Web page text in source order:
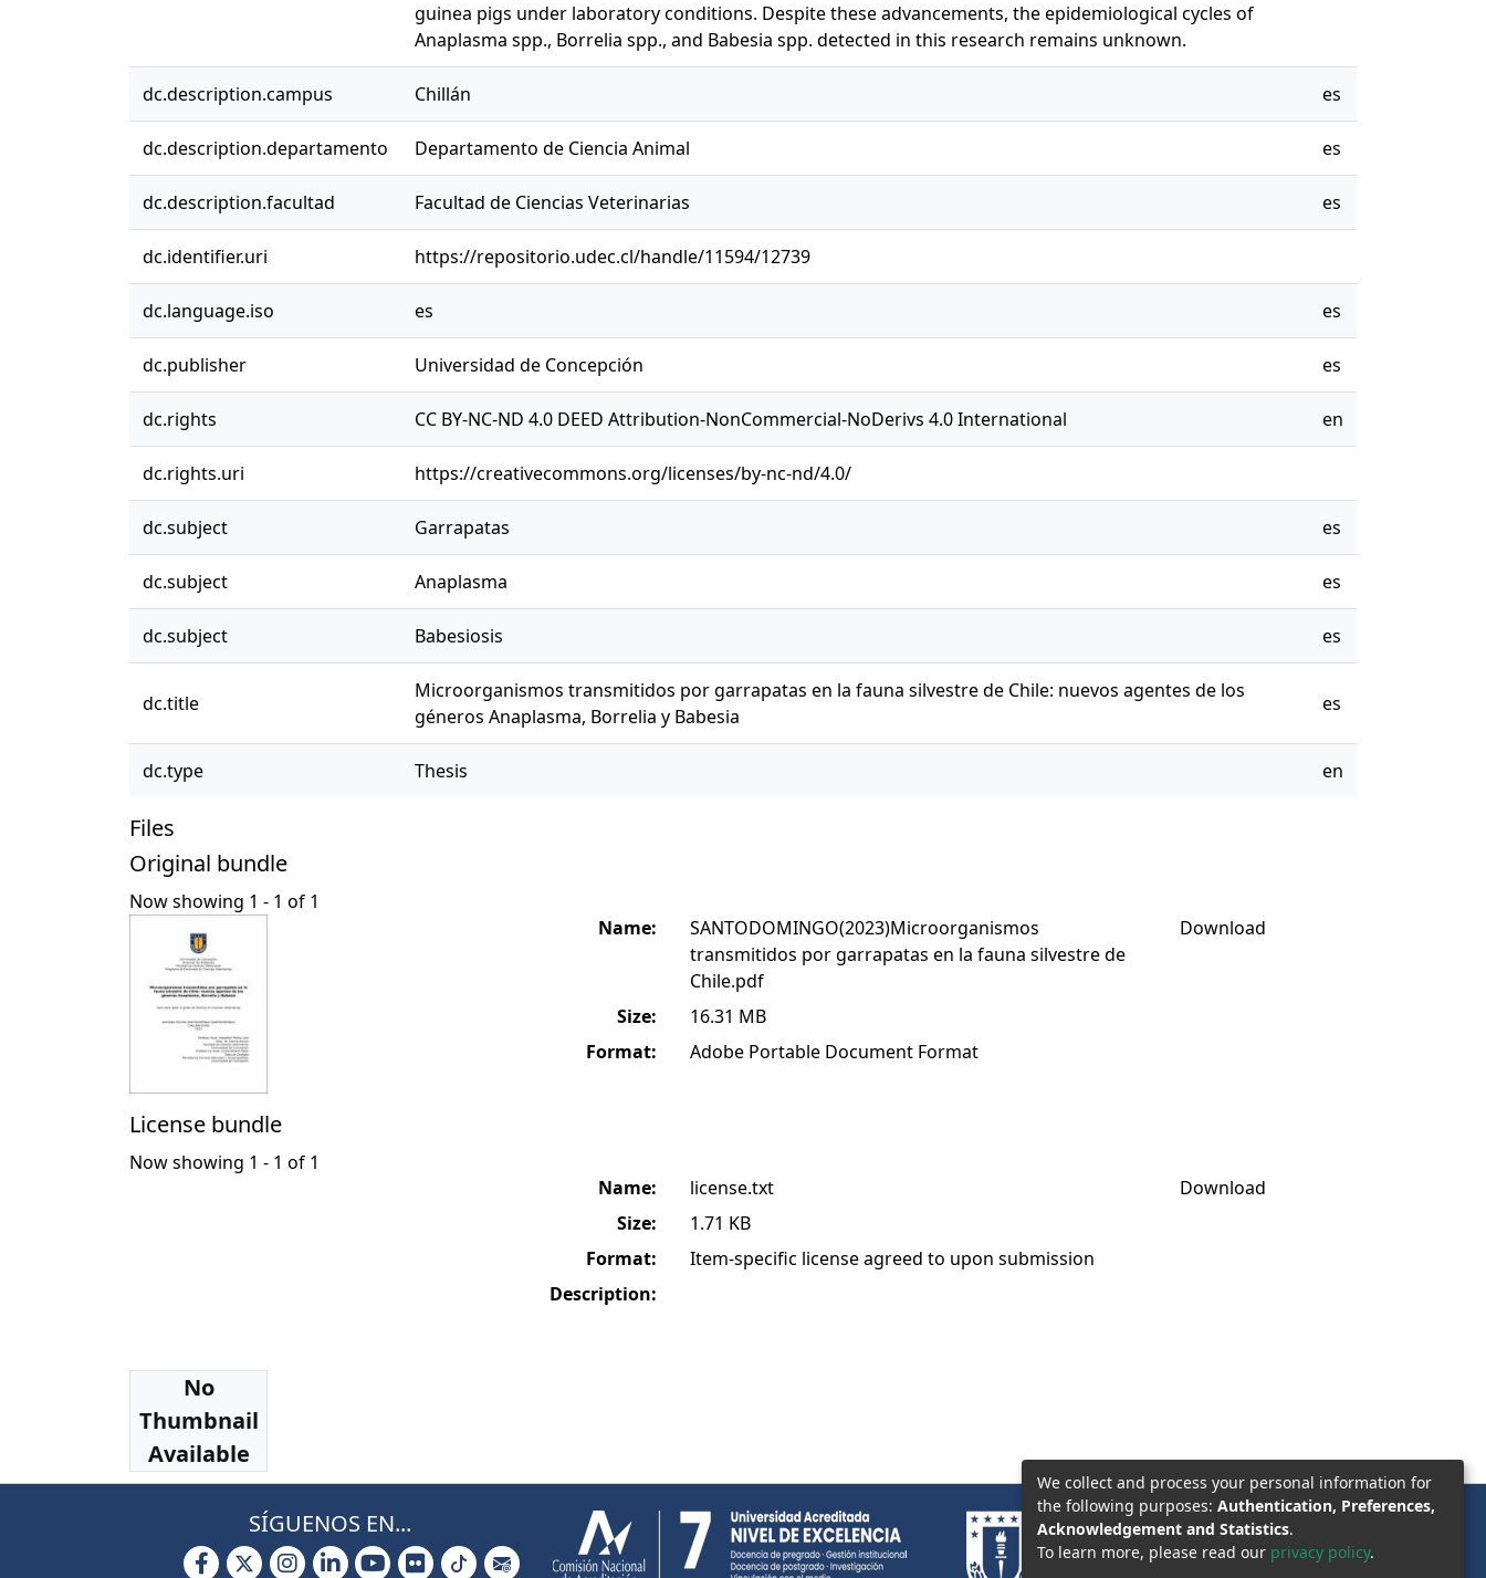
guinea pigs under laboratory conditions. Despite these advancements, the epidemiological cycles of
Anaplasma spp., Borrelia spp., and Babesia spp. detected in this research remains unknown.
dc.description.campus Chillán es
dc.description.departamento Departamento de Ciencia Animal es
dc.description.facultad Facultad de Ciencias Veterinarias es
dc.identifier.uri https://repositorio.udec.cl/handle/11594/12739
dc.language.iso es es
dc.publisher Universidad de Concepción es
dc.rights CC BY-NC-ND 4.0 DEED Attribution-NonCommercial-NoDerivs 4.0 International en
dc.rights.uri https://creativecommons.org/licenses/by-nc-nd/4.0/
dc.subject Garrapatas es
dc.subject Anaplasma es
dc.subject Babesiosis es
dc.title
Microorganismos transmitidos por garrapatas en la fauna silvestre de Chile: nuevos agentes de los
géneros Anaplasma, Borrelia y Babesia
es
dc.type Thesis en
Files
Original bundle
Now showing 1 - 1 of 1
Name:
SANTODOMINGO(2023)Microorganismos
transmitidos por garrapatas en la fauna silvestre de
Chile.pdf
Size:
16.31 MB
Format:
Adobe Portable Document Format
Download
License bundle
Now showing 1 - 1 of 1
No
Thumbnail
Available
Name:
license.txt
Size:
1.71 KB
Format:
Item-specific license agreed to upon submission
Description:
Download
Collections
Tesis Doctorado
SÍGUENOS EN...
We collect and process your personal information for
the following purposes: Authentication, Preferences,
Acknowledgement and Statistics.
To learn more, please read our privacy policy.